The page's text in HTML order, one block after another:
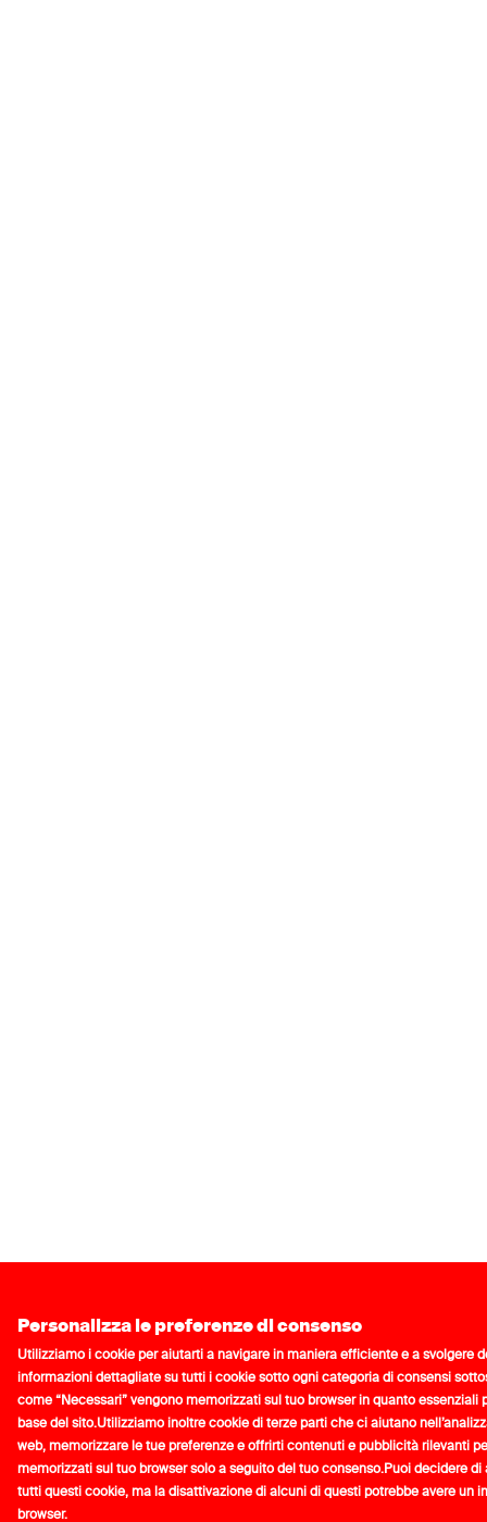
Personalizza le preferenze di consenso
Utilizziamo i cookie per aiutarti a navigare in maniera efficiente e a svolgere
informazioni dettagliate su tutti i cookie sotto ogni categoria di consensi
come “Necessari” vengono memorizzati sul tuo browser in quanto essenziali
base del sito.Utilizziamo inoltre cookie di terze parti che ci aiutano
web, memorizzare le tue preferenze e offrirti contenuti e pubblicità rilevanti
memorizzati sul tuo browser solo a seguito del tuo consenso.Puoi decidere
tutti questi cookie, ma la disattivazione di alcuni di questi potrebbe avere un
browser.